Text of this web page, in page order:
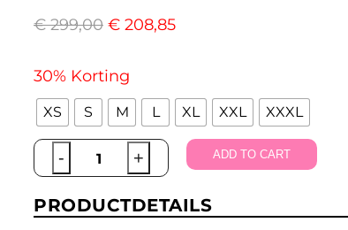
€299,00 € 208,85
30% Korting
XS S M L XL XXL XXXL
-
GUSTO®
Paros
Blauw
+ ADD TO CART
PRODUCTDETAILS